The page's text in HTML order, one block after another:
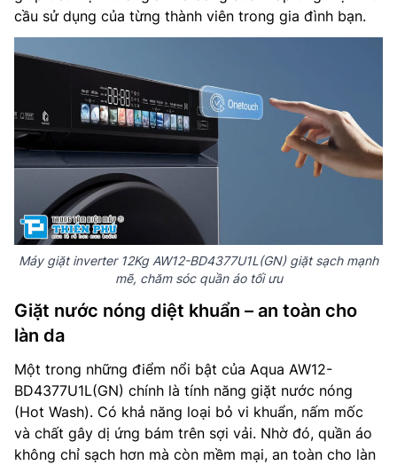
cầu sử dụng của từng thành viên trong gia đình bạn.
Máy giặt inverter 12Kg AW12-BD4377U1L(GN) giặt sạch mạnh
mẽ, chăm sóc quần áo tối ưu
Giặt nước nóng diệt khuẩn – an toàn cho
làn da
Một trong những điểm nổi bật của Aqua AW12-
BD4377U1L(GN) chính là tính năng giặt nước nóng
(Hot Wash). Có khả năng loại bỏ vi khuẩn, nấm mốc
và chất gây dị ứng bám trên sợi vải. Nhờ đó, quần áo
không chỉ sạch hơn mà còn mềm mại, an toàn cho làn